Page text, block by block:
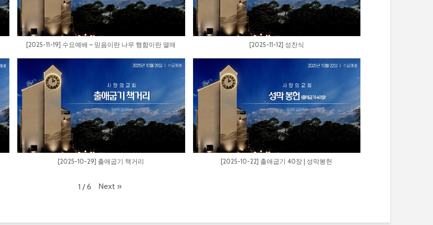
[2025-11-19] 수요예배 – 믿음이란 나무 행함이란 열매 [2025-11-12] 성찬식
[2025-10-29] 출애굽기 책거리 [2025-10-22] 출애굽기 40장 | 성막봉헌
1 / 6 Next »